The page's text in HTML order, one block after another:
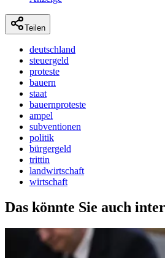
Teilen
deutschland
steuergeld
proteste
bauern
staat
bauernproteste
ampel
subventionen
politik
bürgergeld
trittin
landwirtschaft
wirtschaft
Das könnte Sie auch